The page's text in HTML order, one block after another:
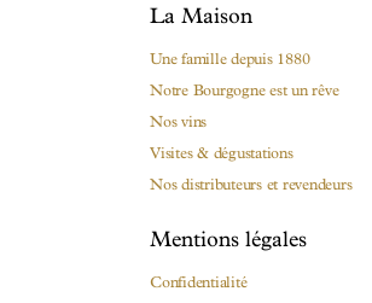
La Maison
Une famille depuis 1880
Notre Bourgogne est un rêve
Nos vins
Visites & dégustations
Nos distributeurs et revendeurs
Mentions légales
Confidentialité